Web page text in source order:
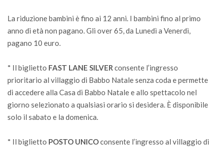
La riduzione bambini è fino ai 12 anni. I bambini fino al primo
anno di età non pagano. Gli over 65, da Lunedì a Venerdì,
pagano 10 euro.
* Il biglietto FAST LANE SILVER consente l’ingresso
prioritario al villaggio di Babbo Natale senza coda e permette
di accedere alla Casa di Babbo Natale e allo spettacolo nel
giorno selezionato a qualsiasi orario si desidera. È disponibile
solo il sabato e la domenica.
* Il biglietto POSTO UNICOconsente l’ingresso al villaggio di